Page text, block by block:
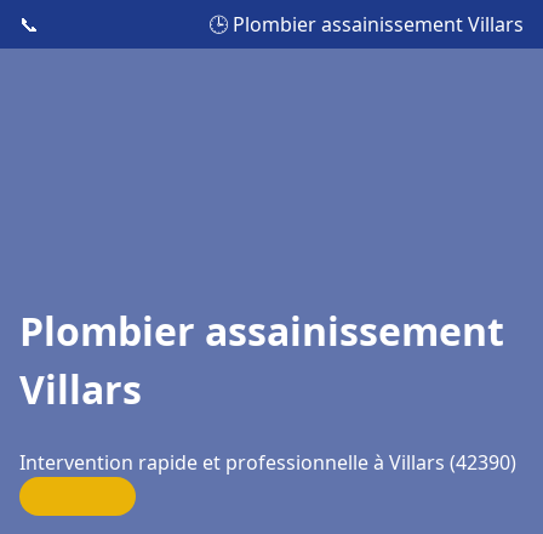
📞 🕒 Plombier assainissement Villars
Plombier assainissement
Villars
Intervention rapide et professionnelle à Villars (42390)